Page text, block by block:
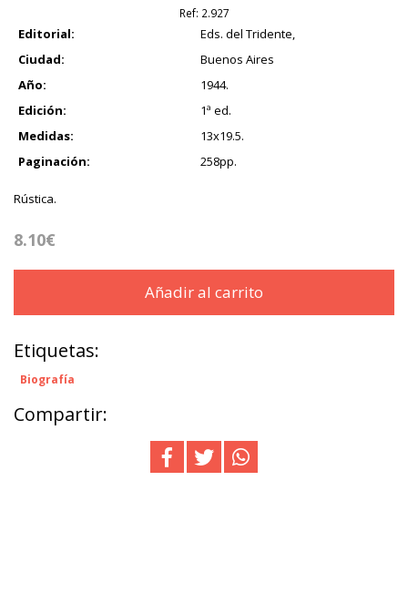
Ref: 2.927
Editorial:
Eds. del Tridente,
Ciudad:
Buenos Aires
Año:
1944.
Edición:
1ª ed.
Medidas:
13x19.5.
Paginación:
258pp.
Rústica.
8.10€
Añadir al carrito
Etiquetas:
Biografía
Compartir: